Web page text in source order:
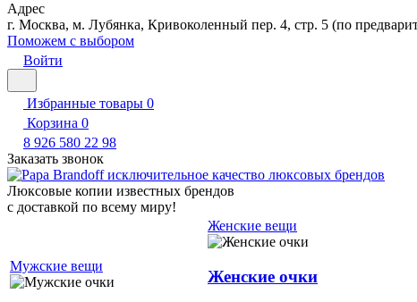
Адрес
г. Москва, м. Лубянка, Кривоколенный пер. 4, стр. 5 (по
Поможем с выбором
Войти
Избранные товары 0
Корзина 0
8 926 580 22 98
Заказать звонок
Люксовые копии известных брендов
с доставкой по всему миру!
Мужские вещи
Женские вещи
Женские очки